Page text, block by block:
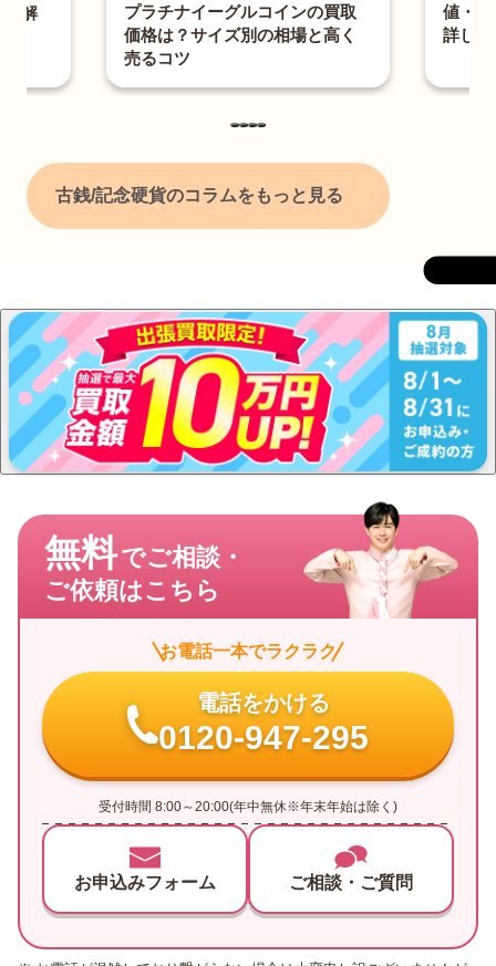
プラチナイーグルコインの買取
価格は？サイズ別の相場と高く
売るコツ
値・保管
詳しく解
古銭/記念硬貨のコラムをもっと見る
無料でご相談・
ご依頼はこちら
お電話一本でラクラク
電話をかける
0120-947-295
受付時間 8:00～20:00(年中無休※年末年始は除く)
お申込みフォーム ご相談・ご質問